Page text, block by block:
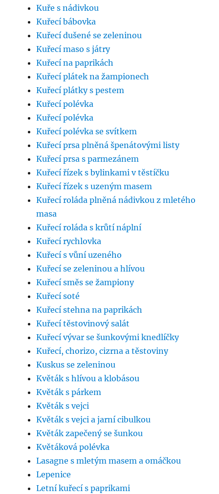
Kuře s nádivkou
Kuřecí bábovka
Kuřecí dušené se zeleninou
Kuřecí maso s játry
Kuřecí na paprikách
Kuřecí plátek na žampionech
Kuřecí plátky s pestem
Kuřecí polévka
Kuřecí polévka
Kuřecí polévka se svítkem
Kuřecí prsa plněná špenátovými listy
Kuřecí prsa s parmezánem
Kuřecí řízek s bylinkami v těstíčku
Kuřecí řízek s uzeným masem
Kuřecí roláda plněná nádivkou z mletého
masa
Kuřecí roláda s krůtí náplní
Kuřecí rychlovka
Kuřecí s vůní uzeného
Kuřecí se zeleninou a hlívou
Kuřecí směs se žampiony
Kuřecí soté
Kuřecí stehna na paprikách
Kuřecí těstovinový salát
Kuřecí vývar se šunkovými knedlíčky
Kuřecí, chorizo, cizrna a těstoviny
Kuskus se zeleninou
Květák s hlívou a klobásou
Květák s párkem
Květák s vejci
Květák s vejci a jarní cibulkou
Květák zapečený se šunkou
Květáková polévka
Lasagne s mletým masem a omáčkou
Lepenice
Letní kuřecí s paprikami